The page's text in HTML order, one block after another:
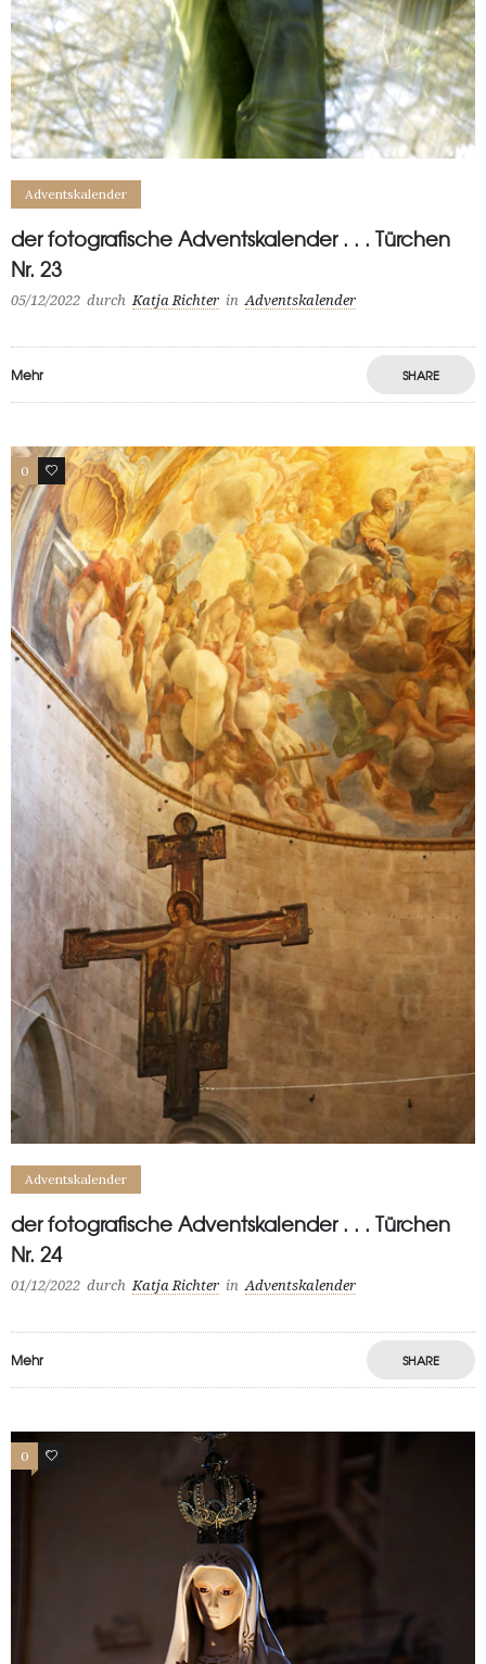
Adventskalender
der fotografische Adventskalender . . . Türchen
Nr. 23
05/12/2022 durch Katja Richter in Adventskalender
Mehr SHARE
0 0
Adventskalender
der fotografische Adventskalender . . . Türchen
Nr. 24
01/12/2022 durch Katja Richter in Adventskalender
Mehr SHARE
0 0